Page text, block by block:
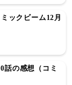
ックビーム12月
話の感想（コミ